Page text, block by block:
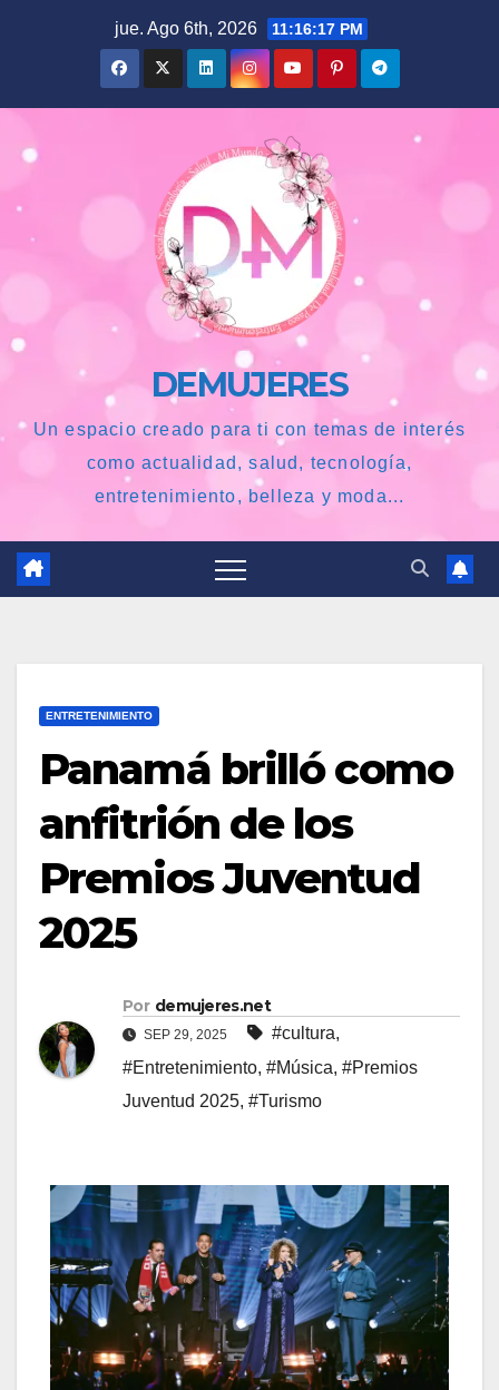
jue. Ago 6th, 2026 11:16:18 PM
DEMUJERES
Un espacio creado para ti con temas de interés
como actualidad, salud, tecnología,
entretenimiento, belleza y moda...
ENTRETENIMIENTO
Panamá brilló como
anfitrión de los
Premios Juventud
2025
Por demujeres.net
SEP 29, 2025 #cultura,
#Entretenimiento, #Música, #Premios
Juventud 2025, #Turismo